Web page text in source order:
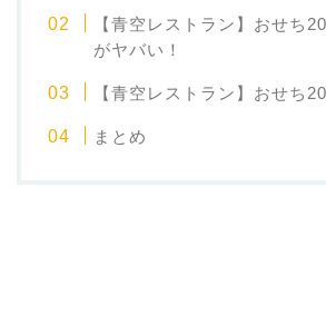
【青空レストラン】おせち
がヤバい！
【青空レストラン】おせち
まとめ